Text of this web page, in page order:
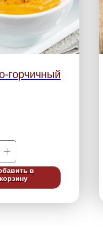
горчичный
в
корзину